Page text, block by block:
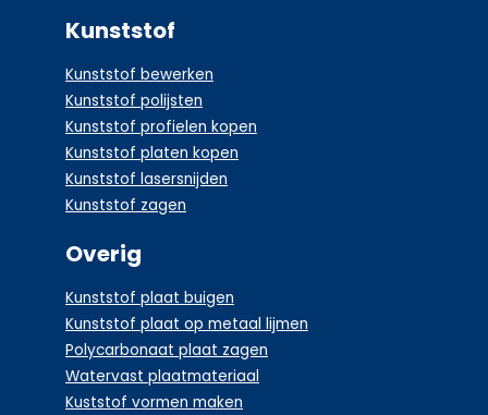
Kunststof
Kunststof bewerken
Kunststof polijsten
Kunststof profielen kopen
Kunststof platen kopen
Kunststof lasersnijden
Kunststof zagen
Overig
Kunststof plaat buigen
Kunststof plaat op metaal lijmen
Polycarbonaat plaat zagen
Watervast plaatmateriaal
Kuststof vormen maken